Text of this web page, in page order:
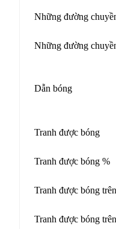
Những đường
Những đường
Dẫn bóng
Tranh được bóng
Tranh được bóng %
Tranh được bóng
Tranh được bóng